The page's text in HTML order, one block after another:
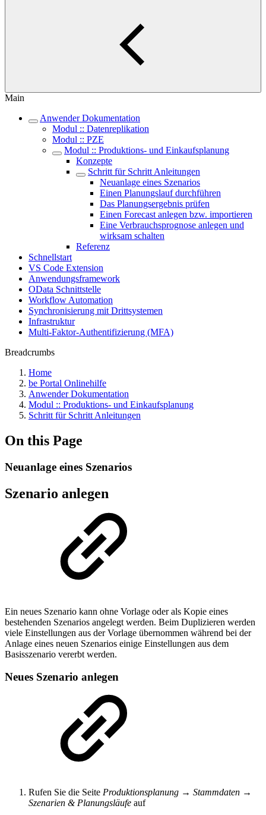
Main
Anwender Dokumentation
Modul :: Datenreplikation
Modul :: PZE
Modul :: Produktions- und Einkaufsplanung
Konzepte
Schritt für Schritt Anleitungen
Neuanlage eines Szenarios
Einen Planungslauf durchführen
Das Planungsergebnis prüfen
Einen Forecast anlegen bzw. importieren
Eine Verbrauchsprognose anlegen und
wirksam schalten
Referenz
Schnellstart
VS Code Extension
Anwendungsframework
OData Schnittstelle
Workflow Automation
Synchronisierung mit Drittsystemen
Infrastruktur
Multi-Faktor-Authentifizierung (MFA)
Breadcrumbs
Home
be Portal Onlinehilfe
Anwender Dokumentation
Modul :: Produktions- und Einkaufsplanung
Schritt für Schritt Anleitungen
On this Page
Neuanlage eines Szenarios
Szenario anlegen
Ein neues Szenario kann ohne Vorlage oder als Kopie eines
bestehenden Szenarios angelegt werden. Beim Duplizieren werden
viele Einstellungen aus der Vorlage übernommen während bei der
Anlage eines neuen Szenarios einige Einstellungen aus dem
Basisszenario vererbt werden.
Neues Szenario anlegen
Rufen Sie die Seite Produktionsplanung → Stammdaten →
Szenarien & Planungsläufe auf